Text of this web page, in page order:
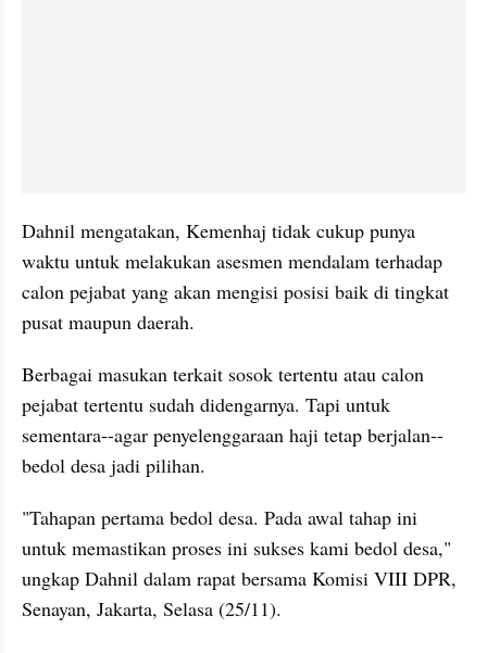
Dahnil mengatakan, Kemenhaj tidak cukup punya
waktu untuk melakukan asesmen mendalam terhadap
calon pejabat yang akan mengisi posisi baik di tingkat
pusat maupun daerah.
Berbagai masukan terkait sosok tertentu atau calon
pejabat tertentu sudah didengarnya. Tapi untuk
sementara--agar penyelenggaraan haji tetap berjalan--
bedol desa jadi pilihan.
"Tahapan pertama bedol desa. Pada awal tahap ini
untuk memastikan proses ini sukses kami bedol desa,"
ungkap Dahnil dalam rapat bersama Komisi VIII DPR,
Senayan, Jakarta, Selasa (25/11).